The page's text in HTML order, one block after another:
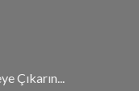
Çıkarın...